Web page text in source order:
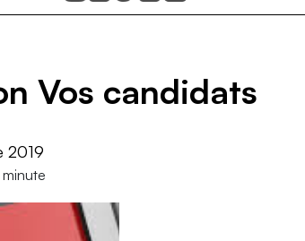
Vos candidats
2019